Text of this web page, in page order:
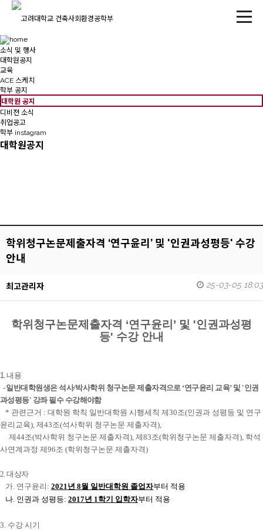
소식 및 행사
대학원공지
교육
ACE 스케치
학부 공지
대학원 공지
디비젼 소식
취업공고
학부 instagram
대학원공지
학위청구논문제출자격 ‘연구윤리’ 및 '인권과성평등' 수강
안내
최고관리자 25-03-05 18:03
학위청구논문제출자격 ‘연구윤리 ’ 및 '인권과성평
등' 수강 안내
1. 내용
-일반대학원생은 석사/박사학위 청구논문 제출자격으로 ‘연구윤리 교육’ 및 '인권
과성평등' 강좌 필수 수강해야함
* 관련근거 : 대학원 학칙 일반대학원 시행세칙 제30조(인권과 성평등 및 연구
윤리교육), 제43조(석사학위 청구논문 제출자격),
제44조(박사학위 청구논문 제출자격), 제83조(학위청구논문 제출자격), 학석
사연계과정 제96조 (학위청구논문 제출자격)
2.대상자
가. 연구윤리: 2021년 8월 일반대학원 졸업자부터 적용
나. 인권과 성평등: 2017년 1학기 입학자부터 적용
3. 수강 시기